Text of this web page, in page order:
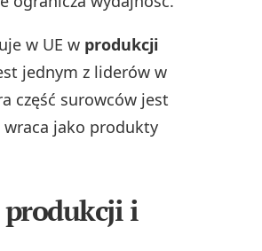
w UE w produkcji
jednym z liderów w
część surowców jest
jako produkty
produkcji i